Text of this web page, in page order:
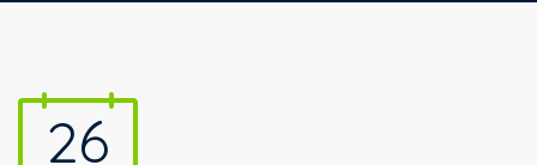
26